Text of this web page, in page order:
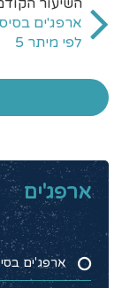
ארפג'ים
לפי מיתר 5
ארפג'ים
ארפג'ים